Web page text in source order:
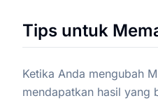
Tips untuk
Ketika Anda mengubah
mendapatkan hasil yang